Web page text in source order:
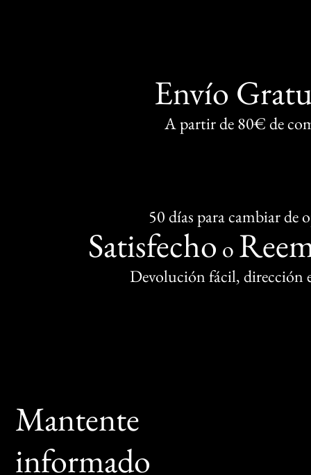
Envío
A partir de 80€ de
50 días para cambiar de
Satisfecho o
Devolución fácil, dirección
Mantente
informado